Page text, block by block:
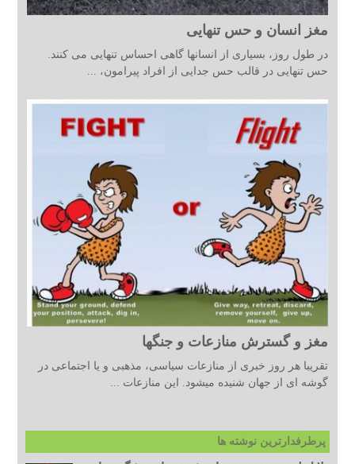
مغز انسان و حس تنهایی
در طول روز، بسیاری از انسانها گاهی احساس تنهایی می کنند.
حس تنهایی در قالب حس جدایی از افراد پیرامون، ...
مغز و گسترش منازعات و جنگها
تقریبا هر روز خبری از منازعات سیاسی، مذهبی و یا اجتماعی در
گوشه ای از جهان شنیده میشود. این منازعات ...
پرطرفدارترین نوشته ها